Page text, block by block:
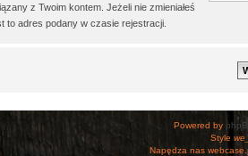
z Twoim kontem. Jeżeli nie zmieniałeś
to adres podany w czasie rejestracji.
Powered by
Style
Napędza nas